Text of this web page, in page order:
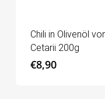
Chili in Olivenöl
Cetarii 200g
€8,90